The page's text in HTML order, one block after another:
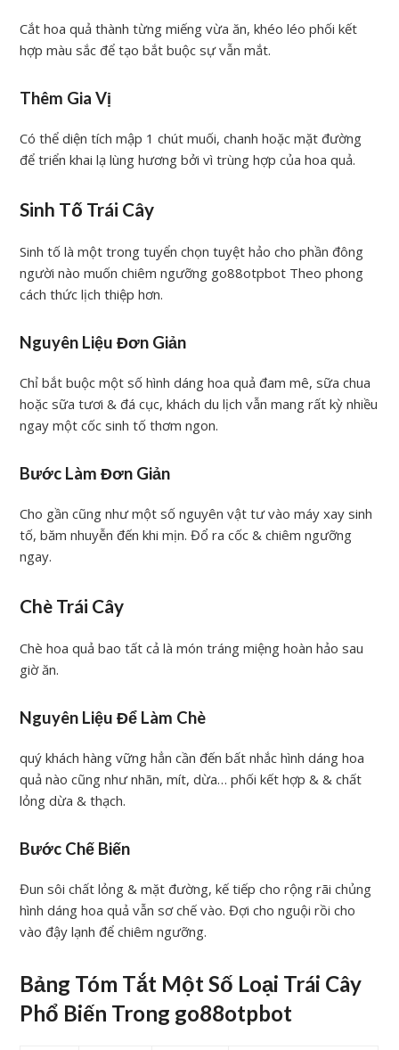
Cắt hoa quả thành từng miếng vừa ăn, khéo léo phối kết
hợp màu sắc để tạo bắt buộc sự vẫn mắt.
Thêm Gia Vị
Có thể diện tích mập 1 chút muối, chanh hoặc mặt đường
để triển khai lạ lùng hương bởi vì trùng hợp của hoa quả.
Sinh Tố Trái Cây
Sinh tố là một trong tuyển chọn tuyệt hảo cho phần đông
người nào muốn chiêm ngưỡng go88otpbot Theo phong
cách thức lịch thiệp hơn.
Nguyên Liệu Đơn Giản
Chỉ bắt buộc một số hình dáng hoa quả đam mê, sữa chua
hoặc sữa tươi & đá cục, khách du lịch vẫn mang rất kỳ nhiều
ngay một cốc sinh tố thơm ngon.
Bước Làm Đơn Giản
Cho gần cũng như một số nguyên vật tư vào máy xay sinh
tố, băm nhuyễn đến khi mịn. Đổ ra cốc & chiêm ngưỡng
ngay.
Chè Trái Cây
Chè hoa quả bao tất cả là món tráng miệng hoàn hảo sau
giờ ăn.
Nguyên Liệu Để Làm Chè
quý khách hàng vững hẳn cần đến bất nhắc hình dáng hoa
quả nào cũng như nhãn, mít, dừa… phối kết hợp & & chất
lỏng dừa & thạch.
Bước Chế Biến
Đun sôi chất lỏng & mặt đường, kế tiếp cho rộng rãi chủng
hình dáng hoa quả vẫn sơ chế vào. Đợi cho nguội rồi cho
vào đậy lạnh để chiêm ngưỡng.
Bảng Tóm Tắt Một Số Loại Trái Cây
Phổ Biến Trong go88otpbot